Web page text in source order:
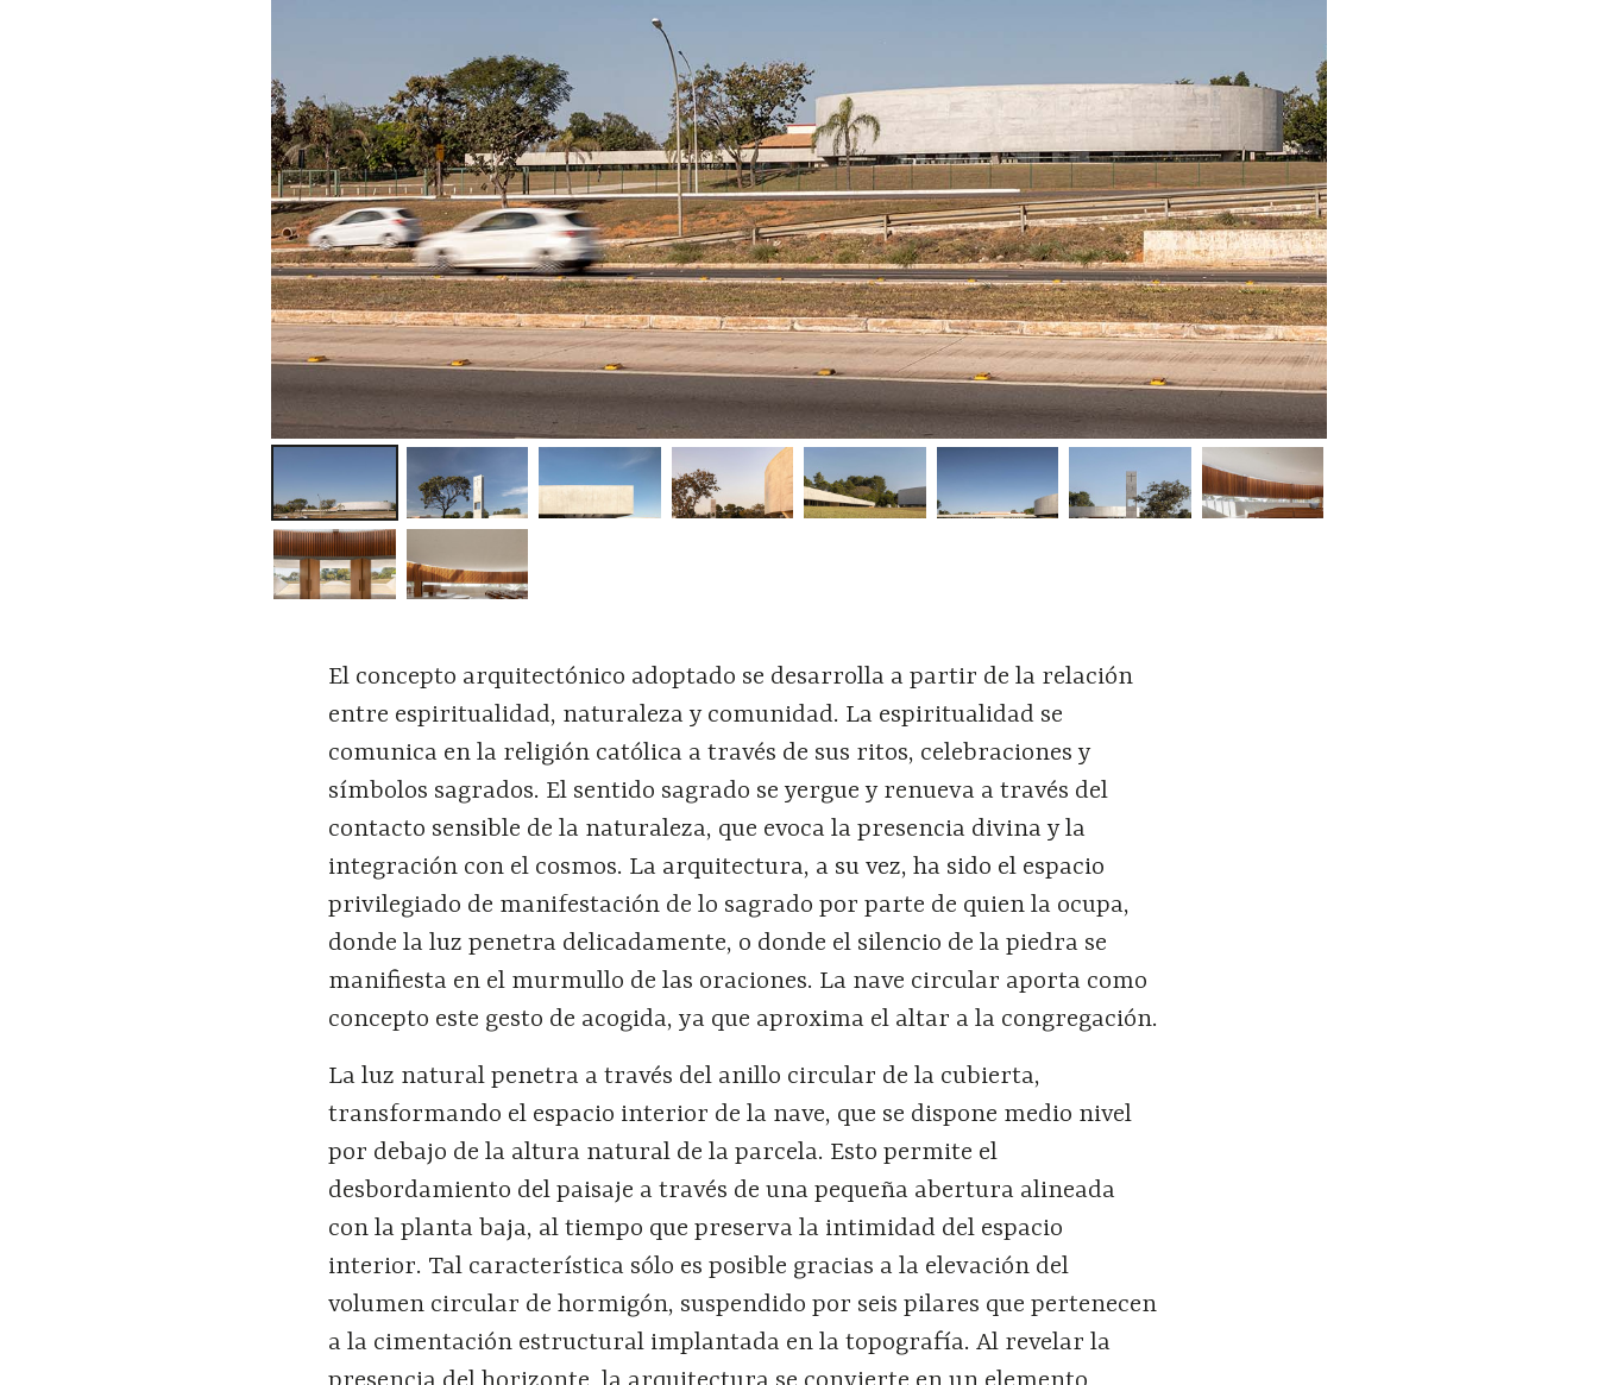
El concepto arquitectónico adoptado se desarrolla a partir de la relación
entre espiritualidad, naturaleza y comunidad. La espiritualidad se
comunica en la religión católica a través de sus ritos, celebraciones y
símbolos sagrados. El sentido sagrado se yergue y renueva a través del
contacto sensible de la naturaleza, que evoca la presencia divina y la
integración con el cosmos. La arquitectura, a su vez, ha sido el espacio
privilegiado de manifestación de lo sagrado por parte de quien la ocupa,
donde la luz penetra delicadamente, o donde el silencio de la piedra se
manifiesta en el murmullo de las oraciones. La nave circular aporta como
concepto este gesto de acogida, ya que aproxima el altar a la congregación.
La luz natural penetra a través del anillo circular de la cubierta,
transformando el espacio interior de la nave, que se dispone medio nivel
por debajo de la altura natural de la parcela. Esto permite el
desbordamiento del paisaje a través de una pequeña abertura alineada
con la planta baja, al tiempo que preserva la intimidad del espacio
interior. Tal característica sólo es posible gracias a la elevación del
volumen circular de hormigón, suspendido por seis pilares que pertenecen
a la cimentación estructural implantada en la topografía. Al revelar la